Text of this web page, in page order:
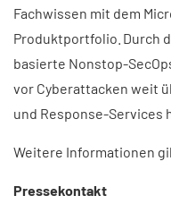
Fachwissen mit dem
Produktportfolio. Durch
basierte Nonstop-
vor Cyberattacken weit
und Response-Services
Weitere Informationen
Pressekontakt